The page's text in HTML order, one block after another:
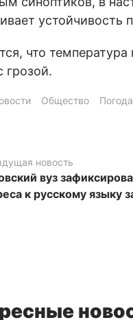
устойчивость
что
грозой.
Общество Погода
новость
вуз
к русскому языку